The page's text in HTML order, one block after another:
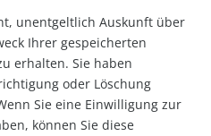
unentgeltlich Auskunft über
Ihrer gespeicherten
erhalten. Sie haben
oder Löschung
Sie eine Einwilligung zur
können Sie diese